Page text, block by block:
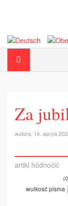
Za
wutora, 14. apryla
artikl hódnoćić
wulkosć pisma